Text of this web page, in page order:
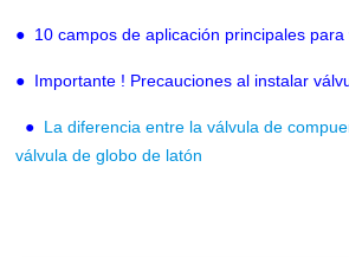
● 10 campos de aplicación principales para
● Importante ! Precauciones al instalar
● La diferencia entre la válvula de
válvula de globo de latón